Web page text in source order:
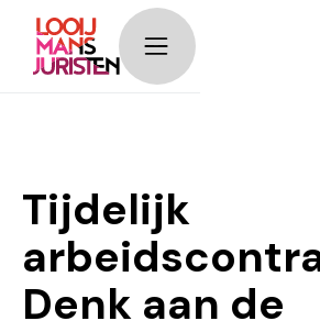
block
Tijdelijk
Denk aan de